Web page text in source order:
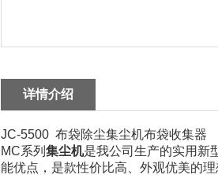
详情介绍
JC-5500 布袋除尘集尘机布袋收集器
MC系列 集尘机是我公司生产的实用新
能优点，是款性价比高、外观优美的